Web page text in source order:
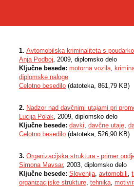
1. Avtomobilska kriminaliteta s
Anja Podboj, 2009, diplomsko delo
Ključne besede: motorna vozila,
diplomske naloge
Celotno besedilo (datoteka, 861,79 KB)
2. Nadzor nad davčnimi utajami pri
Lucija Polak, 2009, diplomsko delo
Ključne besede: davki, davčne utaje,
Celotno besedilo (datoteka, 526,90 KB)
3. Organizacijska struktura - primer
Simona Mavsar, 2003, diplomsko delo
Ključne besede: Slovenija, avtomobili,
organizacijske strukture, tehnika,